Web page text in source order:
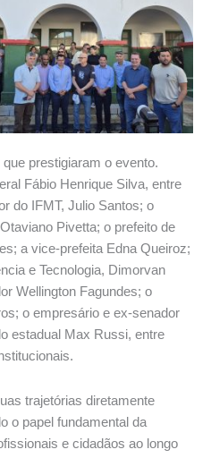
prestigiaram o evento.
Fábio Henrique Silva, entre
do IFMT, Julio Santos; o
Pivetta; o prefeito de
a vice-prefeita Edna Queiroz;
e Tecnologia, Dimorvan
Wellington Fagundes; o
o empresário e ex-senador
estadual Max Russi, entre
trajetórias diretamente
o papel fundamental da
e cidadãos ao longo